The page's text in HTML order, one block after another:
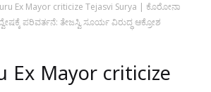
Ex Mayor criticize Tejasvi Surya | ಕೊರೋನಾ
ಪರಿವರ್ತನೆ: ತೇಜಸ್ವಿ ಸೂರ್ಯ ವಿರುದ್ಧ ಆಕ್ರೋಶ
Ex Mayor criticize